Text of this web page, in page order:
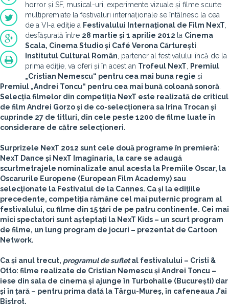
horror și SF, musical-uri, experimente vizuale și filme scurte
multipremiate la festivaluri internaționale se întâlnesc la cea
de a VI-a ediție a Festivalului Internațional de Film NexT
desfășurată între 28 martie și 1 aprilie 2012 la Cinema
Scala, Cinema Studio și Café Verona Cărturești
Institutul Cultural Român , partener al festivalului încă de la
prima ediție, va oferi și în acest an Trofeul NexT
Premiul
„Cristian Nemescu“ pentru cea mai buna regie și
Premiul „Andrei Toncu“ pentru cea mai bună coloană sonoră
Selecția filmelor din competiția NexT este realizată de criticul
de film Andrei Gorzo și de co-selecționera sa Irina Trocan și
cuprinde 27 de titluri, din cele peste 1200 de filme luate în
considerare de către selecționeri.
Surprizele NexT 2012 sunt cele două programe în premieră:
NexT Dance și NexT Imaginaria, la care se adaugă
scurtmetrajele nominalizate anul acesta la Premiile Oscar, la
Oscarurile Europene (European Film Academy) sau
selecţionate la Festivalul de la Cannes. Ca și la edițiile
precedente, competiția rămâne cel mai puternic program al
festivalului, cu filme din 15 țări de pe patru continente. Cei mai
mici spectatori sunt așteptați la NexT Kids – un scurt program
de filme, un lung program de jocuri – prezentat de Cartoon
Network.
Ca și anul trecut, programul de sufletal festivalului – Cristi &
Otto: filme realizate de Cristian Nemescu și Andrei Toncu –
iese din sala de cinema și ajunge în Turbohalle (București) dar
și în țară – pentru prima dată la Târgu-Mureș, în cafeneaua J’ai
Bistrot.